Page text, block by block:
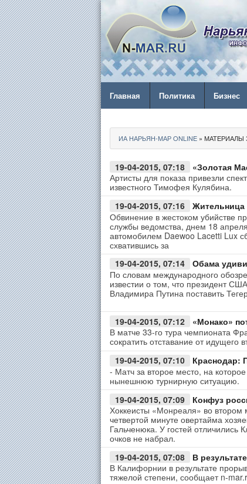
Главная Политика Бизнес
ИА НАРЬЯН-МАР ONLINE » МАТЕРИАЛЫ
19-04-2015, 07:18
«Золотая
Артисты для показа привезли
известного Тимофея Кулябина.
19-04-2015, 07:16
Жительница
Обвинение в жестоком убийстве
службы ведомства, днем 18
автомобилем Daewoo Lacetti Lux
схватившись за
19-04-2015, 07:14
Обама
По словам международного
известии о том, что президент
Владимира Путина поставить
19-04-2015, 07:12
«Монако»
В матче 33-го тура чемпионата
сократить отставание от идущего
19-04-2015, 07:10
Краснодар:
- Матч за второе место, на
нынешнюю турнирную ситуацию.
19-04-2015, 07:09
Конфуз
Хоккеисты «Монреаля» во
четвертой минуте овертайма
Гальченюка. У гостей отличились
очков не набрал.
19-04-2015, 07:08
В
В Калифорнии в результате
тяжелой степени, сообщает n-